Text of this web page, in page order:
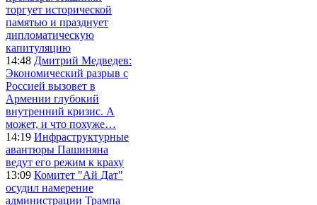
торгует исторической
памятью и празднует
дипломатическую
капитуляцию
14:48 Дмитрий Медведев:
Экономический разрыв с
Россией вызовет в
Армении глубокий
внутренний кризис. А
может, и что похуже…
14:19 Инфраструктурные
авантюры Пашиняна
ведут его режим к краху
13:09 Комитет "Ай Дат"
осудил намерение
администрации Трампа